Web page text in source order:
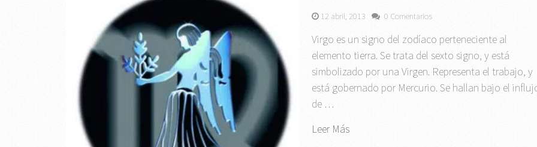
12 abril, 2013 0 Comentarios
Virgo es un signo del zodíaco perteneciente al
elemento tierra. Se trata del sexto signo, y está
simbolizado por una Virgen. Representa el trabajo, y
está gobernado por Mercurio. Se hallan bajo el
de …
Leer Más